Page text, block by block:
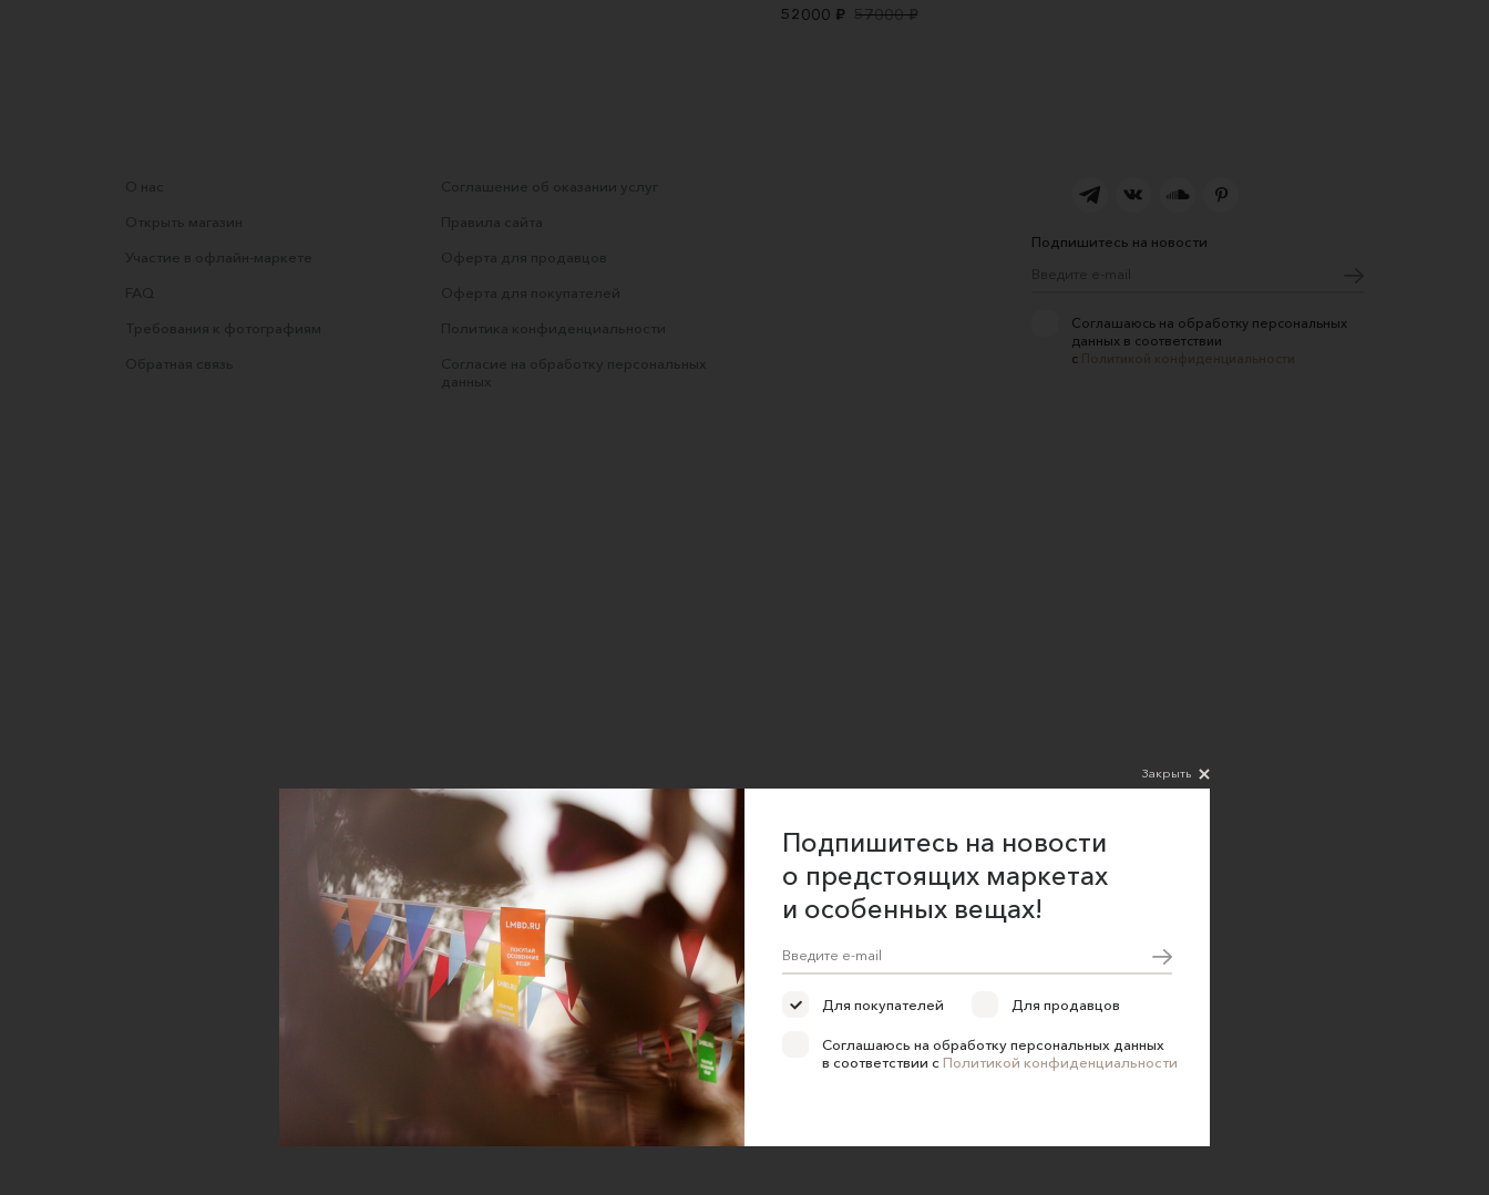
52000 ₽ 57000 ₽
О нас
Открыть магазин
Участие в офлайн-маркете
FAQ
Требования к фотографиям
Обратная связь
Соглашение об оказании услуг
Правила сайта
Оферта для продавцов
Оферта для покупателей
Политика конфиденциальности
Согласие на обработку персональных
данных
Подпишитесь на новости
Соглашаюсь на обработку персональных
данных в соответствии
с
Закрыть
Подпишитесь на новости
о предстоящих маркетах
и особенных вещах!
Для покупателей Для продавцов
Соглашаюсь на обработку персональных данных
в соответствии с Политикой конфиденциальности